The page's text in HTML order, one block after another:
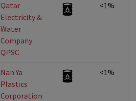
Qatar
Electricity &
Water
Company
QPSC
<1%
Nan Ya
Plastics
Corporation
<1%